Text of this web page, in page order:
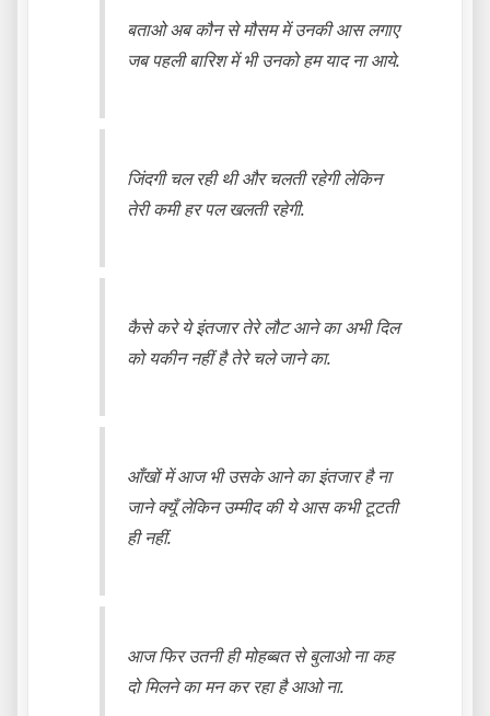
बताओ अब कौन से मौसम में उनकी आस लगाए
जब पहली बारिश में भी उनको हम याद ना आये.
जिंदगी चल रही थी और चलती रहेगी लेकिन
तेरी कमी हर पल खलती रहेगी.
कैसे करे ये इंतजार तेरे लौट आने का अभी दिल
को यकीन नहीं है तेरे चले जाने का.
आँखों में आज भी उसके आने का इंतजार है ना
जाने क्यूँ लेकिन उम्मीद की ये आस कभी टूटती
ही नहीं.
आज फिर उतनी ही मोहब्बत से बुलाओ ना कह
दो मिलने का मन कर रहा है आओ ना.